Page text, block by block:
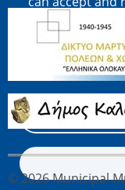
revoke your
"Settings".
Cookie
Image
Image
© 2026 Municipal